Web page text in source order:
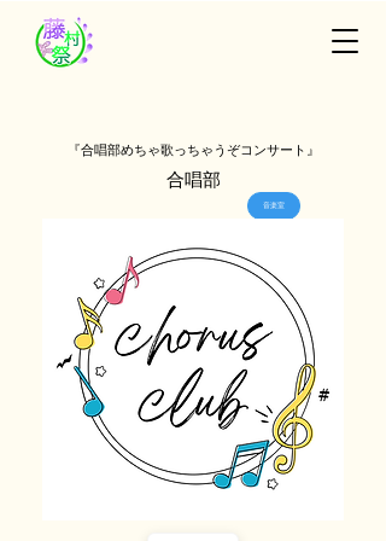
『合唱部めちゃ歌っちゃうぞコンサート』
合唱部
音楽室